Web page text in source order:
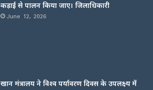
कड़ाई से पालन किया जाए। जिलाधिकारी
June 12, 2026
खान मंत्रालय ने विश्व पर्यावरण दिवस के उपलक्ष्य में